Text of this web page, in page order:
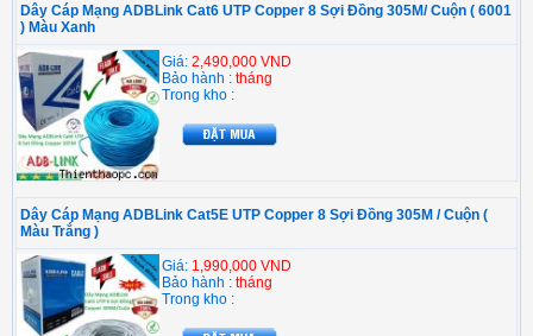
Dây Cáp Mạng ADBLink Cat6 UTP Copper 8 Sợi Đồng 305M/ Cuộn ( 6001
) Màu Xanh
Giá: 2,490,000 VND
Bảo hành : tháng
Trong kho :
Dây Cáp Mạng ADBLink Cat5E UTP Copper 8 Sợi Đồng 305M / Cuộn (
Màu Trắng )
Giá: 1,990,000 VND
Bảo hành : tháng
Trong kho :